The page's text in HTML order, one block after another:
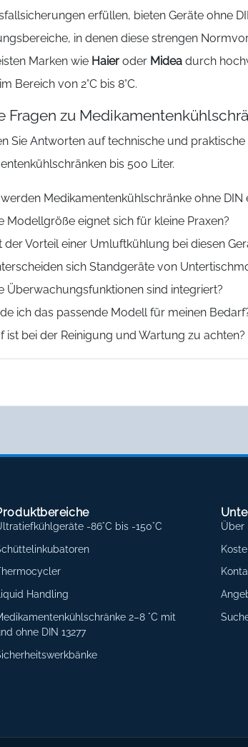
erfüllen, bieten Geräte ohne
in denen diese strengen
Marken wie Haier oder Midea durch
Bereich von 2°C bis 8°C.
Fragen zu
Sie Antworten auf technische und
bis 500 Liter.
Medikamentenkühlschränke ohne DIN
Modellgröße eignet sich für kleine Praxen?
der Vorteil einer Umluftkühlung bei diesen
sich Standgeräte von
Überwachungsfunktionen sind integriert?
ich das passende Modell für meinen
ist bei der Reinigung und Wartung zu achten?
-86°C bis -150°C
Handling
2–8 °C mit
ohne DIN 13277
Über